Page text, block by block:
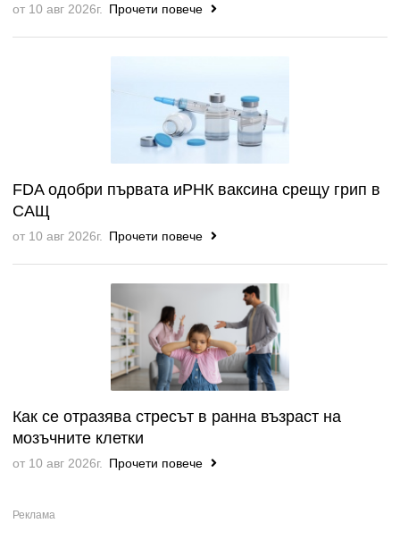
от 10 авг 2026г. Прочети повече
FDA одобри първата иРНК ваксина срещу грип в
САЩ
от 10 авг 2026г. Прочети повече
Как се отразява стресът в ранна възраст на
мозъчните клетки
от 10 авг 2026г. Прочети повече